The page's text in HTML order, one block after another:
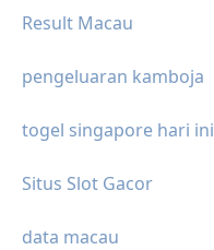
Result Macau
pengeluaran kamboja
togel singapore hari ini
Situs Slot Gacor
data macau